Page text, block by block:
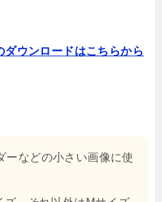
ダウンロードはこちらから
ーなどの小さい画像に使